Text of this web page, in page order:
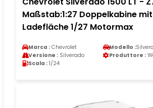
Maßstab:1:27 Doppelkabine
Ladefläche 1/27 Motormax
Marca : Chevrolet Modello :
Versione : Silverado Produttore :
Scala : 1/24